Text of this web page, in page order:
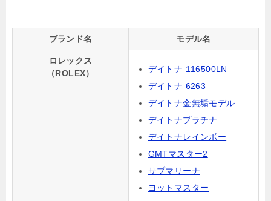
ブランド名 モデル名
ロレックス
（ROLEX）
デイトナ 116500LN
デイトナ 6263
デイトナ金無垢モデル
デイトナプラチナ
デイトナレインボー
GMTマスター2
サブマリーナ
ヨットマスター